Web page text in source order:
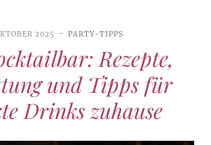
2025 PARTY-TIPPS
Rezepte,
und Tipps für
Drinks zuhause